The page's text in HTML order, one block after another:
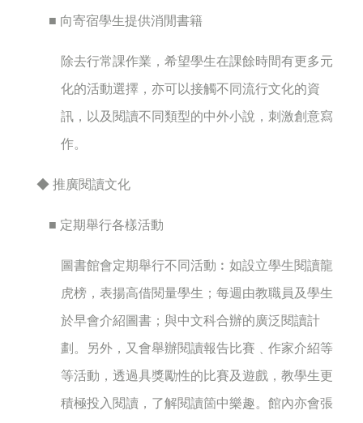
■ 向寄宿學生提供消閒書籍
除去行常課作業，希望學生在課餘時間有更多元
化的活動選擇，亦可以接觸不同流行文化的資
訊，以及閱讀不同類型的中外小說，刺激創意寫
作。
◆ 推廣閱讀文化
■ 定期舉行各樣活動
圖書館會定期舉行不同活動︰如設立學生閱讀龍
虎榜，表揚高借閱量學生；每週由教職員及學生
於早會介紹圖書；與中文科合辦的廣泛閱讀計
劃。另外，又會舉辦閱讀報告比賽﹑作家介紹等
等活動，透過具獎勵性的比賽及遊戲，教學生更
積極投入閱讀，了解閱讀箇中樂趣。館內亦會張